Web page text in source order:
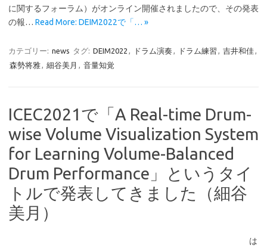
に関するフォーラム）がオンライン開催されましたので、その発表
の報… Read More: DEIM2022で「… »
カテゴリー: news タグ: DEIM2022 , ドラム演奏 , ドラム練習 , 吉井和佳,
森勢将雅, 細谷美月 , 音量知覚
ICEC2021で「A Real-time Drum-
wise Volume Visualization System
for Learning Volume-Balanced
Drum Performance」というタイ
トルで発表してきました（細谷
美月）
は